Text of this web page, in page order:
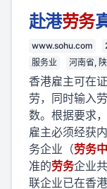
赴港劳务
www.sohu.com
服务业
河南省,
香港雇主可在
劳，同时输入
数。根据要求
雇主必须经获
务企业（劳务
准的劳务企业
联企业已在香